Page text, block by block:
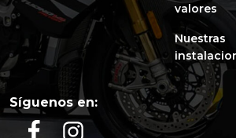
valores
Nuestras
Síguenos en: